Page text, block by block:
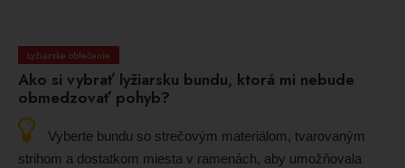
Lyžiarske oblečenie
Ako si vybrať lyžiarsku bundu, ktorá mi nebude
obmedzovať pohyb?
Vyberte bundu so strečovým materiálom, tvarovaným
strihom a dostatkom miesta v ramenách, aby umožňovala